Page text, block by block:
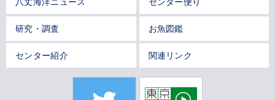
研究・調査 お魚図鑑
センター紹介 関連リンク